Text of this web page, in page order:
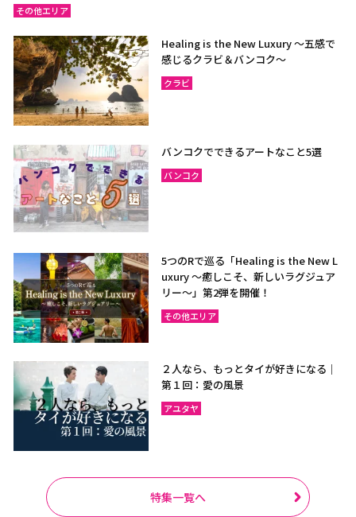
その他エリア
Healing is the New Luxury ～五感で
感じるクラビ＆バンコク～
クラビ
バンコクでできるアートなこと5選
バンコク
5つのRで巡る「Healing is the New L
uxury ～癒しこそ、新しいラグジュア
リー〜」第2弾を開催！
その他エリア
２人なら、もっとタイが好きになる｜
第１回：愛の風景
アユタヤ
特集一覧へ